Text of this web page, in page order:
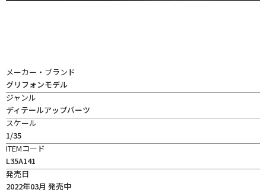
メーカー・ブランド
グリフォンモデル
ジャンル
ディテールアップパーツ
スケール
1/35
ITEMコード
L35A141
発売日
2022年03月 発売中